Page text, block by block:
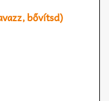
bővítsd)